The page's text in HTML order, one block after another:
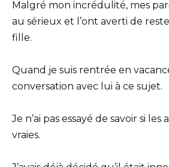
Malgré mon incrédulité, mes
au sérieux et l’ont averti de
fille.
Quand je suis rentrée en
conversation avec lui à ce sujet.
Je n’ai pas essayé de savoir si
vraies.